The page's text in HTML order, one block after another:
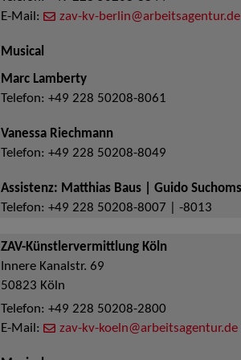
E-Mail:
zav-kv-berlin@arbeitsagentur.de
Musical
Marc Lamberty
Telefon: +49 228 50208-8061
Vanessa Riechmann
Telefon: +49 228 50208-8049
Assistenz: Matthias Baus | Guido
Telefon: +49 228 50208-8007 | -8013
ZAV-Künstlervermittlung Köln
Innere Kanalstr. 69
50823 Köln
Telefon: +49 228 50208-2800
E-Mail:
zav-kv-koeln@arbeitsagentur.de